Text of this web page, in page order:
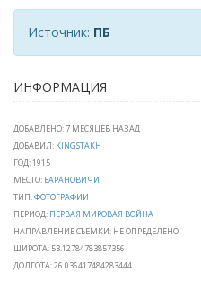
Источник: ПБ
ИНФОРМАЦИЯ
ДОБАВЛЕНО: 7 МЕСЯЦЕВ НАЗАД
ДОБАВИЛ: KINGSTAKH
ГОД: 1915
МЕСТО: БАРАНОВИЧИ
ТИП:ФОТОГРАФИИ
ПЕРИОД: ПЕРВАЯ МИРОВАЯ ВОЙНА
НАПРАВЛЕНИЕ СЪЕМКИ: НЕ ОПРЕДЕЛЕНО
ШИРОТА: 53.12784783857356
ДОЛГОТА: 26.036417484283444